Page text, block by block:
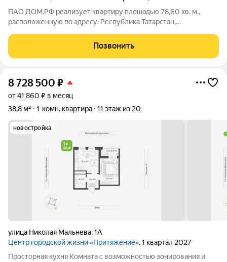
ПАО ДОМ.РФ реализует квартиру площадью 78,60 кв. м.,
расположенную по адресу: Республика Татарстан,
объекте: Один собственник (юридическое лицо). Кадастровый
номер объекта недвижимости:
Позвонить
8 728 500 ₽
от 41 860 ₽ в месяц
38,8 м²
1-комн. квартира 11 этаж из 20
новостройка
улица Николая Мальнева,1А
Центр городской жизни «Притяжение», 1 квартал 2027
Просторная кухня Комната с возможностью зонирования и